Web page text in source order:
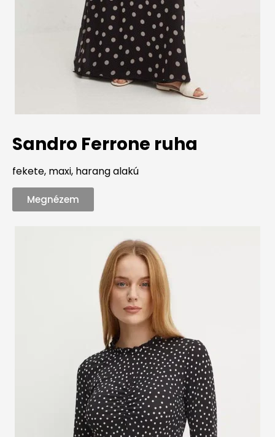
Sandro Ferrone ruha
fekete, maxi, harang alakú
Megnézem